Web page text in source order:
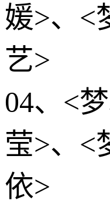
媛>、<
艺>
04、<
莹>、<
依>